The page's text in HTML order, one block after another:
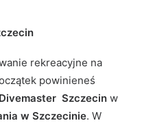
rekreacyjne na
powinieneś
Szczecin w
w Szczecinie. W